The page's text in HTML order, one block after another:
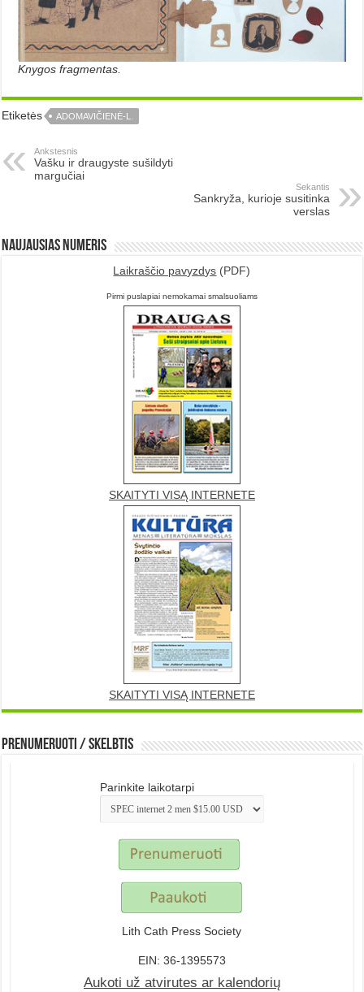
Knygos fragmentas.
Etiketės ADOMAVIČIENĖ-L.
Ankstesnis
Vašku ir draugyste sušildyti
margučiai
Sekantis
Sankryža, kurioje susitinka
verslas
Naujausias numeris
Laikraščio pavyzdys (PDF)
Pirmi puslapiai nemokamai smalsuoliams
SKAITYTI VISĄ INTERNETE
SKAITYTI VISĄ INTERNETE
Prenumeruoti / Skelbtis
Parinkite laikotarpi
Lith Cath Press Society
EIN: 36-1395573
Aukoti už atvirutes ar kalendorių